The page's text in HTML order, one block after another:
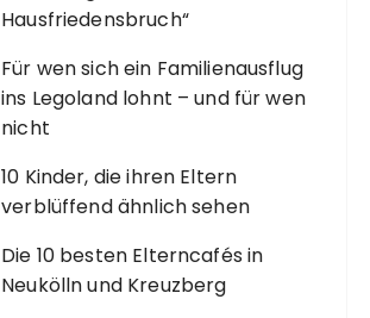
Hausfriedensbruch“
Für wen sich ein Familienausflug
ins Legoland lohnt – und für wen
nicht
10 Kinder, die ihren Eltern
verblüffend ähnlich sehen
Die 10 besten Elterncafés in
Neukölln und Kreuzberg